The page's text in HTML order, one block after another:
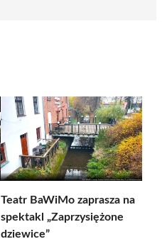
Teatr BaWiMo zaprasza na
spektakl „Zaprzysiężone
dziewice”